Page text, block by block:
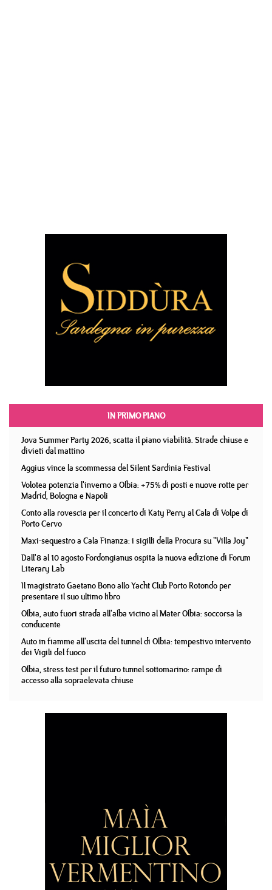
IN PRIMO PIANO
Jova Summer Party 2026, scatta il piano viabilità. Strade chiuse e
divieti dal mattino
Aggius vince la scommessa del Silent Sardinia Festival
Volotea potenzia l'inverno a Olbia: +75% di posti e nuove rotte per
Madrid, Bologna e Napoli
Conto alla rovescia per il concerto di Katy Perry al Cala di Volpe di
Porto Cervo
Maxi-sequestro a Cala Finanza: i sigilli della Procura su "Villa Joy"
Dall'8 al 10 agosto Fordongianus ospita la nuova edizione di Forum
Literary Lab
Il magistrato Gaetano Bono allo Yacht Club Porto Rotondo per
presentare il suo ultimo libro
Olbia, auto fuori strada all'alba vicino al Mater Olbia: soccorsa la
conducente
Auto in fiamme all'uscita del tunnel di Olbia: tempestivo intervento
dei Vigili del fuoco
Olbia, stress test per il futuro tunnel sottomarino: rampe di
accesso alla sopraelevata chiuse